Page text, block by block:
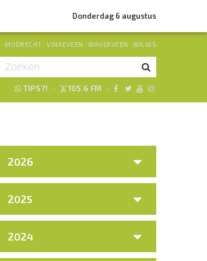
Donderdag 6 augustus
· MIJDRECHT · VINKEVEEN · WAVERVEEN · WILNIS
TIPS?! · 105.6 FM ·
2026
2025
2024